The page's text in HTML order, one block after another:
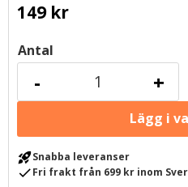
149kr
Antal
+
-
rocket_launchSnabba leveranser
checkFri frakt från 699 kr inom